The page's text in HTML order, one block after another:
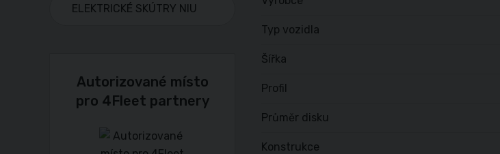
Typ vozidla
Šířka
Profil
Průměr disku
Konstrukce
ELEKTRICKÉ SKÚTRY NIU
Autorizované místo
pro 4Fleet partnery